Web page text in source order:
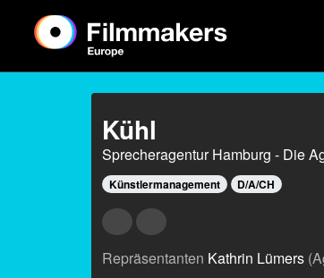
Kühl
Sprecheragentur Hamburg - Die
Künstlermanagement D/A/CH
Repräsentanten Kathrin Lümers